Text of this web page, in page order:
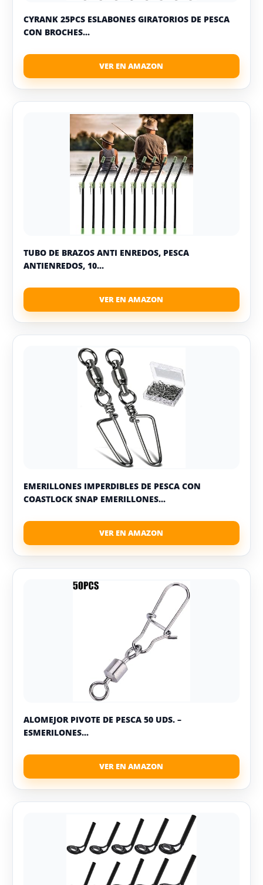
CYRANK 25PCS ESLABONES GIRATORIOS DE PESCA
CON BROCHES...
TUBO DE BRAZOS ANTI ENREDOS, PESCA
ANTIENREDOS, 10...
EMERILLONES IMPERDIBLES DE PESCA CON
COASTLOCK SNAP EMERILLONES...
ALOMEJOR PIVOTE DE PESCA 50 UDS. –
ESMERILONES...